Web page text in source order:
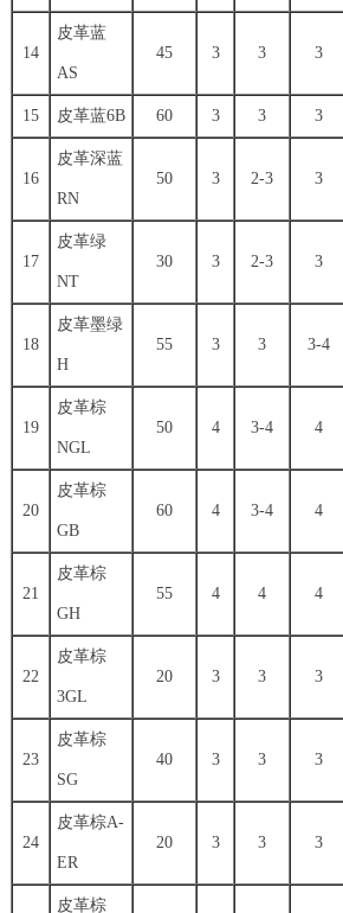
14
皮革蓝
AS
45 3 3 3
15 皮革蓝6B 60 3 3 3
16
皮革深蓝
RN
50 3 2-3 3
17
皮革绿
NT
30 3 2-3 3
18
皮革墨绿
H
55 3 3 3-4
19
皮革棕
NGL
50 4 3-4 4
20
皮革棕
GB
60 4 3-4 4
21
皮革棕
GH
55 4 4 4
22
皮革棕
3GL
20 3 3 3
23
皮革棕
SG
40 3 3 3
24
皮革棕A-
ER
20 3 3 3
皮革棕